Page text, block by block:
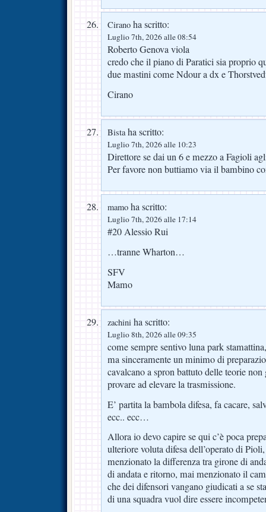
Cirano ha scritto:
Luglio 7th, 2026 alle 08:54
Roberto Genova viola
credo che il piano di Paratici sia proprio
due mastini come Ndour a dx e
Cirano
Bistaha scritto:
Luglio 7th, 2026 alle 10:23
Direttore se dai un 6 e mezzo a Fagioli
Per favore non buttiamo via il bambino
mamo ha scritto:
Luglio 7th, 2026 alle 17:14
#20 Alessio Rui
…tranne Wharton…
SFV
Mamo
zachini ha scritto:
Luglio 8th, 2026 alle 09:35
come sempre sentivo luna park
ma sinceramente un minimo di
cavalcano a spron battuto delle teorie non
provare ad elevare la trasmissione.
E’ partita la bambola difesa, fa cacare,
ecc.. ecc…
Allora io devo capire se qui c’è poca
ulteriore voluta difesa dell’operato di
menzionato la differenza tra girone di
di andata e ritorno, mai menzionato il
che dei difensori vangano giudicati a se
di una squadra vuol dire essere